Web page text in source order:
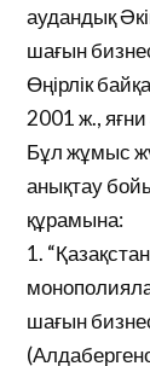
аудандық
шағын
Өңірлік
2001 ж.,
Бұл жұмыс
анықтау
құрамына:
1.
шағын